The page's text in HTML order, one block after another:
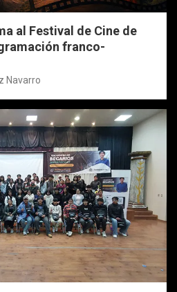
al Festival de Cine de
franco-
Navarro